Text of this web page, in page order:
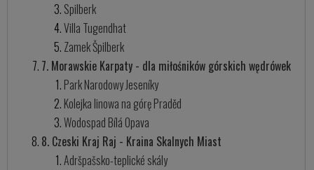
Spilberk
Villa Tugendhat
Zamek Špilberk
7. Morawskie Karpaty - dla miłośników górskich wędrówek
Park Narodowy Jeseníky
Kolejka linowa na górę Praděd
Wodospad Bílá Opava
8. Czeski Kraj Raj - Kraina Skalnych Miast
Adršpašsko-teplické skály